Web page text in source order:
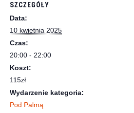
SZCZEGÓŁY
Data:
10 kwietnia 2025
Czas:
20:00 - 22:00
Koszt:
115zł
Wydarzenie kategoria:
Pod Palmą